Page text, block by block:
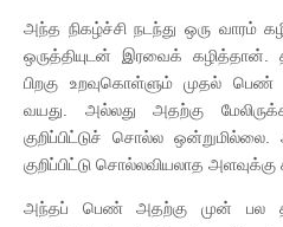
அந்த நிகழ்ச்சி நடந்து ஒரு வாரம்
ஒருத்தியுடன் இரவைக் கழித்தான்.
பிறகு உறவுகொள்ளும் முதல்
வயது. அல்லது அதற்கு
குறிப்பிட்டுச் சொல்ல
குறிப்பிட்டு சொல்லவியலாத அளவுக்கு
அந்தப் பெண் அதற்கு முன் பல